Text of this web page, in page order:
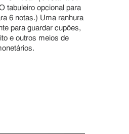
tabuleiro opcional para
6 notas.) Uma ranhura
para guardar cupões,
e outros meios de